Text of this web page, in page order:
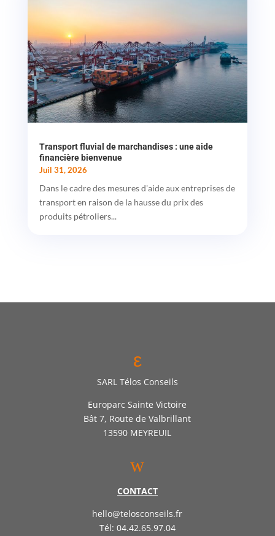
Transport fluvial de marchandises : une aide
financière bienvenue
Juil 31, 2026
Dans le cadre des mesures d'aide aux entreprises de
transport en raison de la hausse du prix des
produits pétroliers...
ε
SARL Télos Conseils
Europarc Sainte Victoire
Bât 7, Route de Valbrillant
13590 MEYREUIL
w
CONTACT
hello@telosconseils.fr
Tél: 04.42.65.97.04